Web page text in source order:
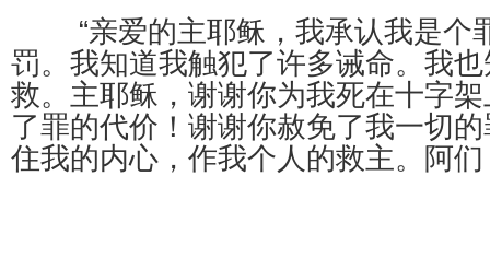
“亲爱的主耶稣，我承认我是个
罚。我知道我触犯了许多诫命。我
救。主耶稣，谢谢你为我死在十字
了罪的代价！谢谢你赦免了我一切
住我的内心，作我个人的救主。阿们